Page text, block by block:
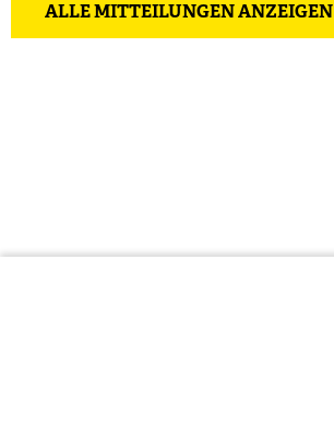
ALLE MITTEILUNGEN ANZEIGEN